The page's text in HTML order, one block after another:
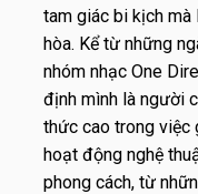
tam giác bi kịch mà
hòa. Kể từ những
nhóm nhạc One
định mình là người
thức cao trong việc
hoạt động nghệ
phong cách, từ